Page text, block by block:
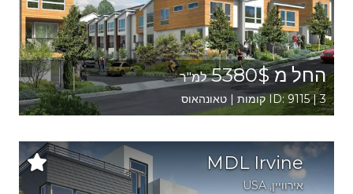
החל מ 5380$ למ"ר
ID: 9115 | 3 קומות | טאונהאוס
MDL Irvine
אירוויין,
USA